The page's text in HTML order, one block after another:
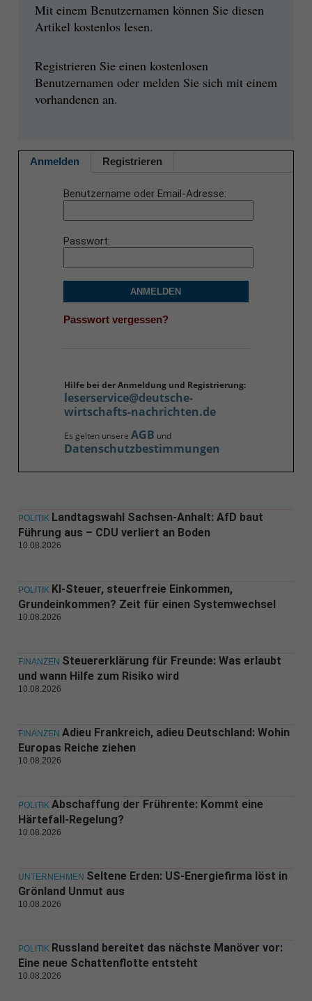
Mit einem Benutzernamen können Sie diesen
Artikel kostenlos lesen.
Registrieren Sie einen kostenlosen
Benutzernamen oder melden Sie sich mit einem
vorhandenen an.
Anmelden Registrieren
Benutzername oder Email-Adresse
Passwort
ANMELDEN
Passwort vergessen?
Hilfe bei der Anmeldung und Registrierung:
leserservice@deutsche-
wirtschafts-nachrichten.de
Es gelten unsere AGB und
Datenschutzbestimmungen
POLITIK Landtagswahl Sachsen-Anhalt: AfD baut
Führung aus – CDU verliert an Boden
10.08.2026
POLITIK KI-Steuer, steuerfreie Einkommen,
Grundeinkommen? Zeit für einen Systemwechsel
10.08.2026
FINANZEN Steuererklärung für Freunde: Was erlaubt
und wann Hilfe zum Risiko wird
10.08.2026
FINANZEN Adieu Frankreich, adieu Deutschland: Wohin
Europas Reiche ziehen
10.08.2026
POLITIK Abschaffung der Frührente: Kommt eine
Härtefall-Regelung?
10.08.2026
UNTERNEHMEN Seltene Erden: US-Energiefirma löst in
Grönland Unmut aus
10.08.2026
POLITIK Russland bereitet das nächste Manöver vor:
Eine neue Schattenflotte entsteht
10.08.2026